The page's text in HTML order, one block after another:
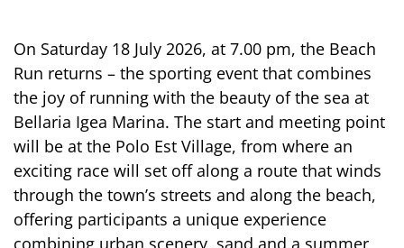
On Saturday 18 July 2026, at 7.00 pm, the Beach
Run returns – the sporting event that combines
the joy of running with the beauty of the sea at
Bellaria Igea Marina. The start and meeting point
will be at the Polo Est Village, from where an
exciting race will set off along a route that winds
through the town’s streets and along the beach,
offering participants a unique experience
combining urban scenery, sand and a summer